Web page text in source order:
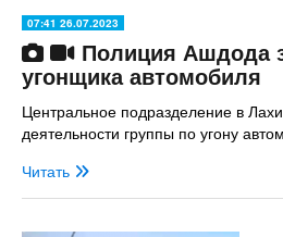
07:41 26.07.2023
Полиция Ашдода
угонщика автомобиля
Центральное подразделение в
деятельности группы по угону
Читать